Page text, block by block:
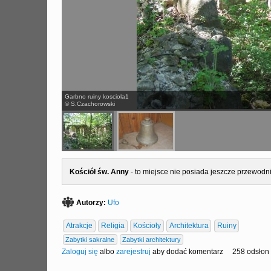
Garbno ruiny kosciola1
© S.Czachorowski
Kościół św. Anny - to miejsce nie posiada jeszcze
Autorzy: Ufo
Atrakcje Religia Kościoły Architektura Ruiny
Zabytki sakralne Zabytki architektury
Zaloguj się albo zarejestruj aby dodać komentarz 258 odsłon